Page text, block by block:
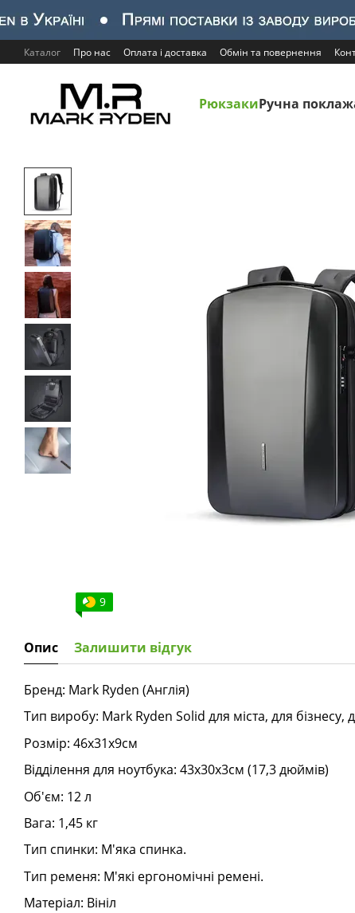
Перейти до основного контенту
Каталог Про нас Оплата і доставка Обмін та повернення
РюкзакиРучна
9
Опис Залишити відгук
Бренд: Mark Ryden (Англія)
Тип виробу: Mark Ryden Solid для міста, для бізнесу,
Розмір: 46х31х9см
Відділення для ноутбука: 43х30х3см (17,3 дюймів)
Об'єм: 12 л
Вага: 1,45 кг
Тип спинки: М'яка спинка.
Тип ременя: М'які ергономічні ремені.
Матеріал: Вініл